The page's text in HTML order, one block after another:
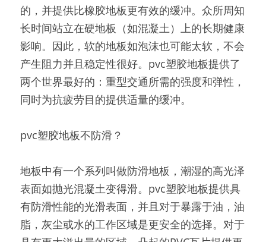
的，并提供比橡胶地板更有效的缓冲。众所周知
长时间站立在硬地板（如混凝土）上的长期健康
影响。因此，软的地板如泡沫也可能太软，不会
产生阻力并且稳定性很好。pvc塑胶地板提供了
两个世界最好的：重型交通所需的强度和弹性，
同时为抗疲劳目的提供适量的缓冲。
pvc塑胶地板不防滑？
地板中有一个系列叫做防滑地板，潮湿的高光泽
表面如抛光混凝土变得滑。pvc塑胶地板提供具
有防滑性能的光滑表面，并且对于暴露于油，油
脂，灰尘或水的工作区域是更安全的选择。对于